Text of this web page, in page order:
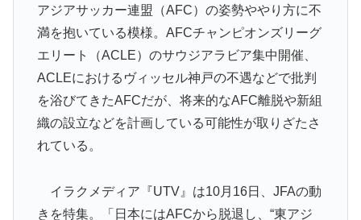
た」とカブスファン絶賛
▶ AI「物の使い方を真剣に間違えてる人間を生成してみた
ｗｗｗｗ」
▶
【MLB】村上宗隆とルイス・アラエスの指標が完全に真
逆 → 「予想通りの結果」「この2人は合体してくれ」
▶
海外「ディズニーがゴミのようだ！」日本がアニメ化し
た米人気SF作品に絶賛の声が殺到中
の課税で補おうとする」
アジアサッカー連盟（AFC）の姿勢ややり方に不
満を抱いている模様。AFCチャンピオンズリーグ
エリート（ACLE）のサウジアラビア集中開催、
ACLEにおけるヴィッセル神戸の不遇などで批判
を浴びてきたAFCだが、将来的なAFC離脱や新組
織の設立などを計画している可能性が取りざたさ
れている。
イラクメディア『UTV』は10月16日、JFAの動
きを特集。「日本にはAFCから脱退し、“東アジ